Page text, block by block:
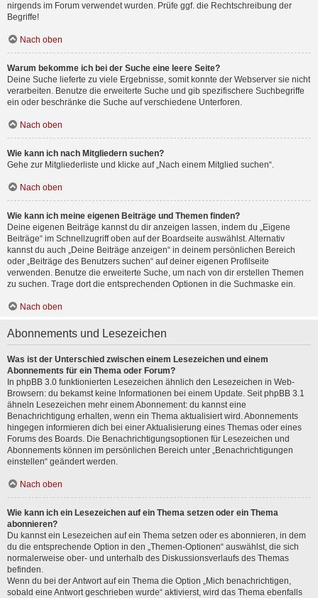
nirgends im Forum verwendet wurden. Prüfe ggf. die Rechtschreibung der
Begriffe!
Nach oben
Warum bekomme ich bei der Suche eine leere Seite?
Deine Suche lieferte zu viele Ergebnisse, somit konnte der Webserver sie nicht
verarbeiten. Benutze die erweiterte Suche und gib spezifischere Suchbegriffe
ein oder beschränke die Suche auf verschiedene Unterforen.
Nach oben
Wie kann ich nach Mitgliedern suchen?
Gehe zur Mitgliederliste und klicke auf „Nach einem Mitglied suchen“.
Nach oben
Wie kann ich meine eigenen Beiträge und Themen finden?
Deine eigenen Beiträge kannst du dir anzeigen lassen, indem du „Eigene
Beiträge“ im Schnellzugriff oben auf der Boardseite auswählst. Alternativ
kannst du auch „Deine Beiträge anzeigen“ in deinem persönlichen Bereich
oder „Beiträge des Benutzers suchen“ auf deiner eigenen Profilseite
verwenden. Benutze die erweiterte Suche, um nach von dir erstellen Themen
zu suchen. Trage dort die entsprechenden Optionen in die Suchmaske ein.
Nach oben
Abonnements und Lesezeichen
Was ist der Unterschied zwischen einem Lesezeichen und einem
Abonnements für ein Thema oder Forum?
In phpBB 3.0 funktionierten Lesezeichen ähnlich den Lesezeichen in Web-
Browsern: du bekamst keine Informationen bei einem Update. Seit phpBB 3.1
ähneln Lesezeichen mehr einem Abonnement: du kannst eine
Benachrichtigung erhalten, wenn ein Thema aktualisiert wird. Abonnements
hingegen informieren dich bei einer Aktualisierung eines Themas oder eines
Forums des Boards. Die Benachrichtigungsoptionen für Lesezeichen und
Abonnements können im persönlichen Bereich unter „Benachrichtigungen
einstellen“ geändert werden.
Nach oben
Wie kann ich ein Lesezeichen auf ein Thema setzen oder ein Thema
abonnieren?
Du kannst ein Lesezeichen auf ein Thema setzen oder es abonnieren, in dem
du die entsprechende Option in den „Themen-Optionen“ auswählst, die sich
normalerweise ober- und unterhalb des Diskussionsverlaufs des Themas
befinden.
Wenn du bei der Antwort auf ein Thema die Option „Mich benachrichtigen,
sobald eine Antwort geschrieben wurde“ aktivierst, wird das Thema ebenfalls